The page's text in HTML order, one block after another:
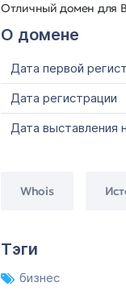
Отличный домен для
О домене
Дата первой
Дата регистрации
Дата выставления
Whois
Тэги
бизнес